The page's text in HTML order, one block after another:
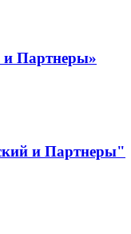
Партнеры»
и Партнеры"